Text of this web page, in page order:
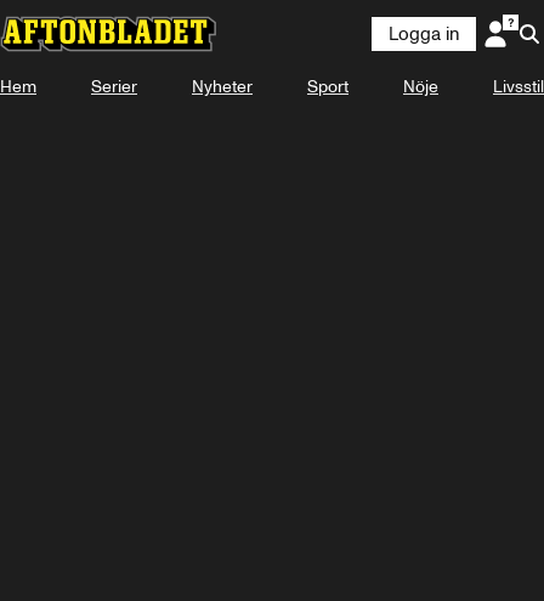
Logga in
Hem Serier Nyheter Sport Nöje Livsstil